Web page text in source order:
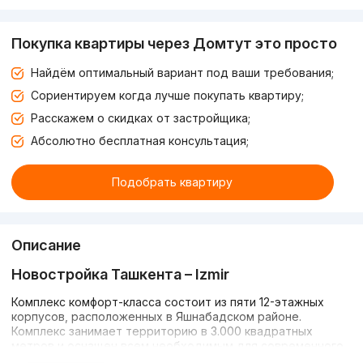
Покупка квартиры через Домтут это просто
Найдём оптимальный вариант под ваши требования;
Сориентируем когда лучше покупать квартиру;
Расскажем о скидках от застройщика;
Абсолютно бесплатная консультация;
Подобрать квартиру
Описание
Новостройка Ташкента – Izmir
Комплекс комфорт-класса состоит из пяти 12-этажных
корпусов, расположенных в Яшнабадском районе.
Комплекс занимает территорию в 3.000 квадратных
метров и оснащен всем необходимым для современного